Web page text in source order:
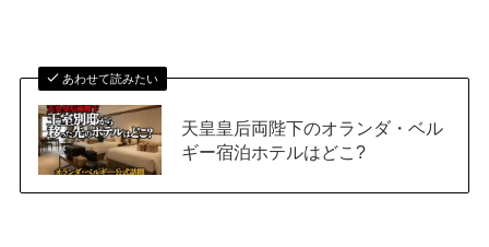
あわせて読みたい
天皇皇后両陛下のオランダ・ベル
ギー宿泊ホテルはどこ?